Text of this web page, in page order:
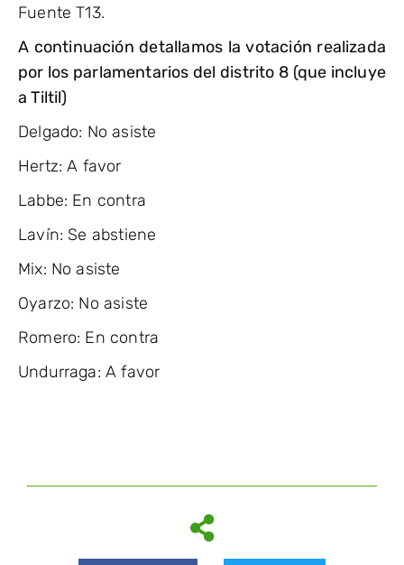
Fuente T13.
A continuación detallamos la votación realizada
por los parlamentarios del distrito 8 (que incluye
a Tiltil)
Delgado: No asiste
Hertz: A favor
Labbe: En contra
Lavín: Se abstiene
Mix: No asiste
Oyarzo: No asiste
Romero: En contra
Undurraga: A favor